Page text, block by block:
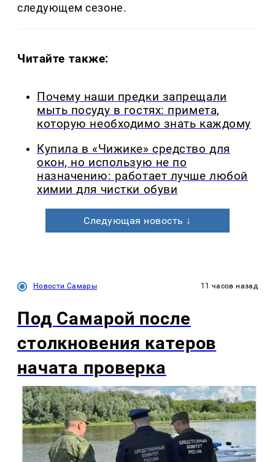
следующем сезоне.
Читайте также:
Почему наши предки запрещали
мыть посуду в гостях: примета,
которую необходимо знать каждому
Купила в «Чижике» средство для
окон, но использую не по
назначению: работает лучше любой
химии для чистки обуви
Следующая новость ↓
Новости Самары 11 часов назад
Под Самарой после
столкновения катеров
начата проверка